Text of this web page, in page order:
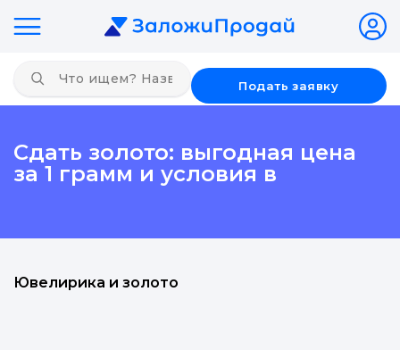
Подать заявку
Сдать золото: выгодная цена
за 1 грамм и условия в
Ювелирика и золото